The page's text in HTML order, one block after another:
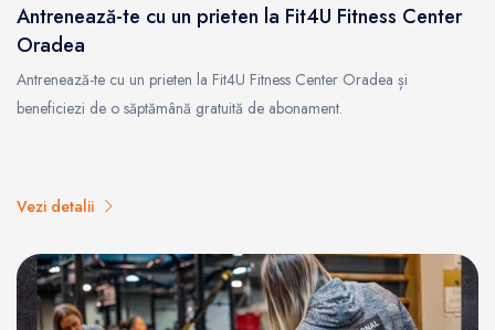
Antrenează-te cu un prieten la Fit4U Fitness Center
Oradea
Antrenează-te cu un prieten la Fit4U Fitness Center Oradea și
beneficiezi de o săptămână gratuită de abonament.
Vezi detalii